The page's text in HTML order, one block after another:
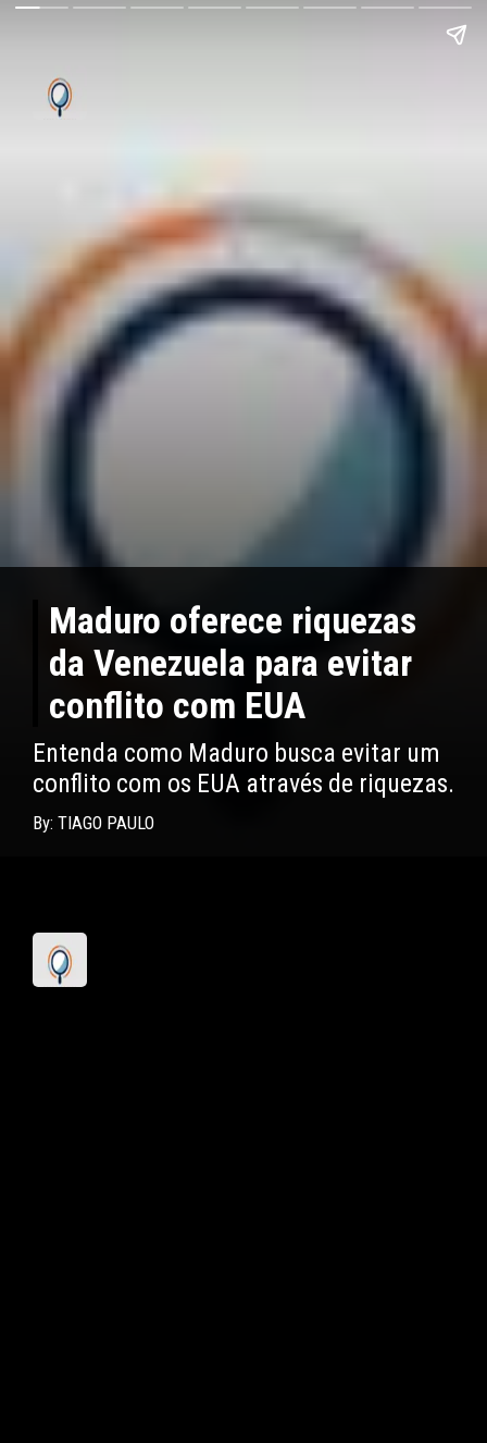
Maduro oferece riquezas
da Venezuela para evitar
conflito com EUA
Entenda como Maduro busca evitar um
conflito com os EUA através de riquezas.
By: TIAGO PAULO